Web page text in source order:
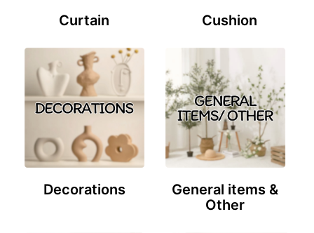
Curtain Cushion
Decorations
General items &
Other